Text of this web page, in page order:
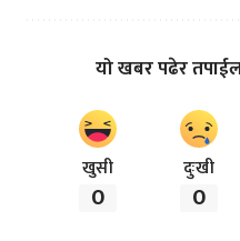
यो खबर पढेर
खुसी
0
दुःखी
0